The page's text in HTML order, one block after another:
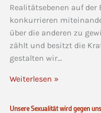
Realitätsebenen auf der
konkurrieren
über die anderen zu
zählt und besitzt die
gestalten wir…
Weiterlesen »
Unsere Sexualität wird gegen